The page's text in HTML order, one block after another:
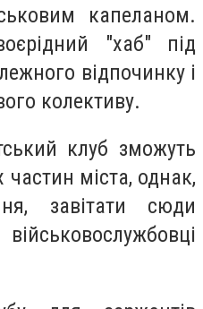
капеланом.
"хаб" під
відпочинку і
колективу.
клуб зможуть
міста, однак,
завітати сюди